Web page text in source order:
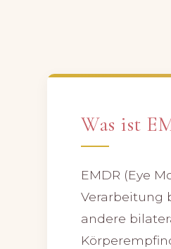
Was ist
EMDR (Eye
Verarbeitung
andere